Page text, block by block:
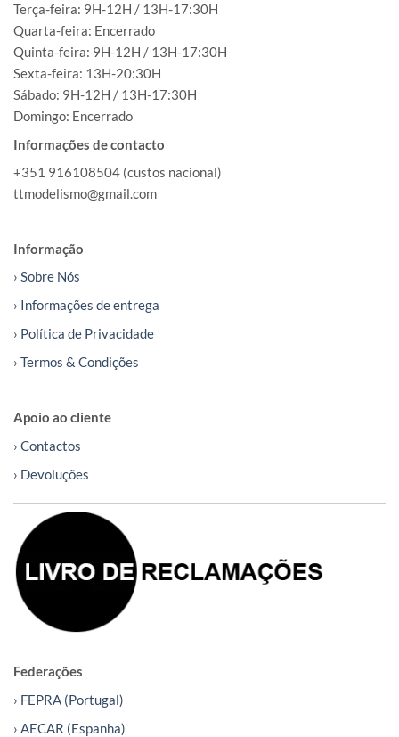
Terça-feira: 9H-12H / 13H-17:30H
Quarta-feira: Encerrado
Quinta-feira: 9H-12H / 13H-17:30H
Sexta-feira: 13H-20:30H
Sábado: 9H-12H / 13H-17:30H
Domingo: Encerrado
Informações de contacto
+351 916108504 (custos nacional)
ttmodelismo@gmail.com
Informação
› Sobre Nós
› Informações de entrega
› Política de Privacidade
› Termos & Condições
Apoio ao cliente
› Contactos
› Devoluções
Federações
› FEPRA (Portugal)
› AECAR (Espanha)